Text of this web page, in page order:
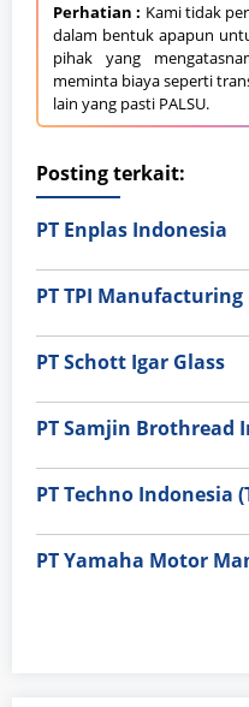
Perhatian : Kami tidak
dalam bentuk apapun
pihak yang
meminta biaya seperti
lain yang pasti PALSU.
Posting terkait:
PT Enplas Indonesia
PT TPI
PT Schott Igar Glass
PT Samjin Brothread